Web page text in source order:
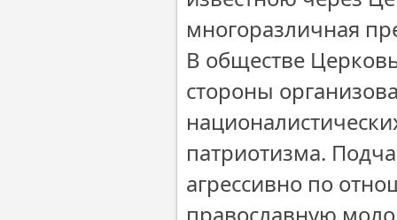
многоразличная
В обществе
стороны
патриотизма.
агрессивно по